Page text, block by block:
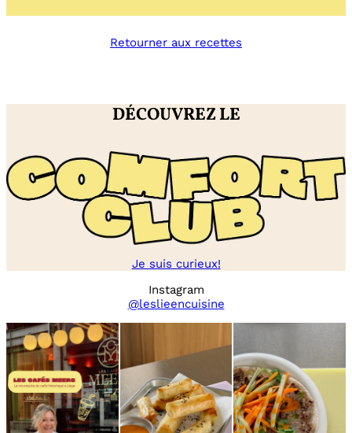
cream
/
Retourner aux recettes
DÉCOUVREZ LE
Je suis curieux!
Instagram
@leslieencuisine